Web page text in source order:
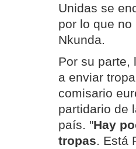
Unidas se
por lo que
Nkunda.
Por su parte,
a enviar
comisario
partidario de
país. "Hay
tropas. Está